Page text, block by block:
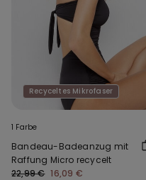
Recyceltes Mikrofaser
1 Farbe
Bandeau-Badeanzug mit
Raffung Micro recycelt
22,99 € 16,09 €